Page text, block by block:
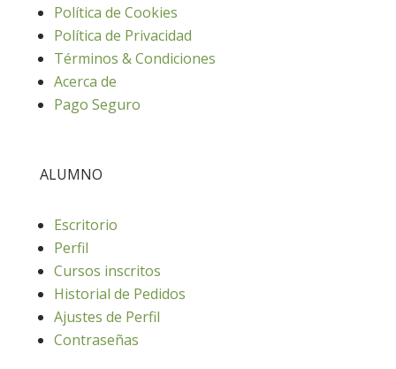
Política de Cookies
Política de Privacidad
Términos & Condiciones
Acerca de
Pago Seguro
ALUMNO
Escritorio
Perfil
Cursos inscritos
Historial de Pedidos
Ajustes de Perfil
Contraseñas